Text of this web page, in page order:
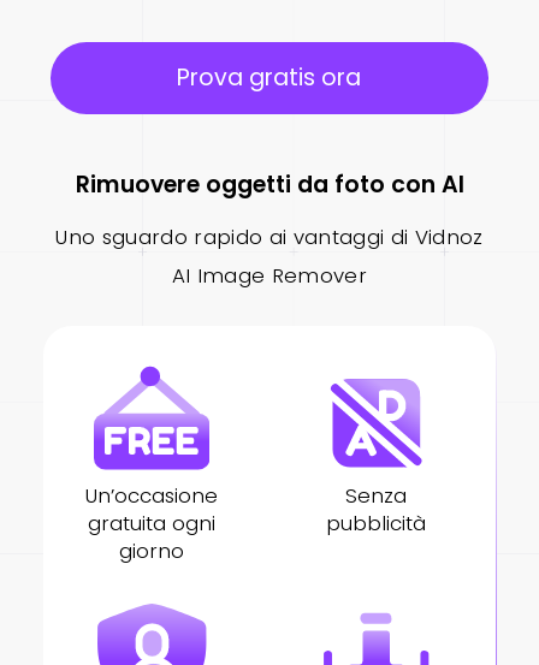
Prova gratis ora
Rimuovere oggetti da foto con AI
Uno sguardo rapido ai vantaggi di Vidnoz
AI Image Remover
Un’occasione
gratuita ogni
giorno
Senza
pubblicità